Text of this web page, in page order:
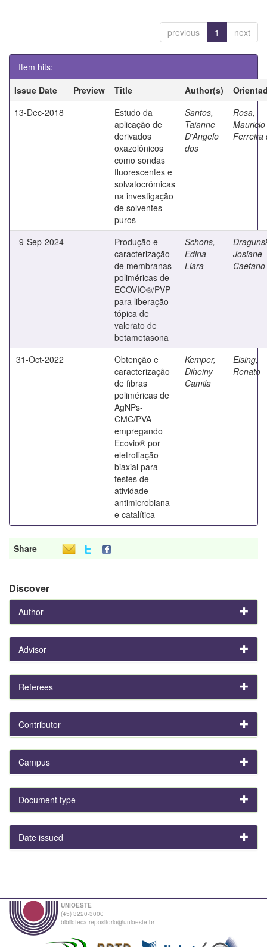
previous 1 next
Item hits:
Issue Date
Preview Title Author(s)
13-Dec-2018
Estudo da
aplicação de
derivados
oxazolônicos
como sondas
fluorescentes e
solvatocrômicas
na investigação
de solventes
puros
Santos,
Taianne
D'Angelo
dos
Rosa,
Mauricio
Ferreira
9-Sep-2024
Produção e
caracterização
de membranas
poliméricas de
ECOVIO®/PVP
para liberação
tópica de
valerato de
betametasona
Schons,
Edina
Liara
Josiane
Caetano
31-Oct-2022
Obtenção e
caracterização
de fibras
poliméricas de
AgNPs-
CMC/PVA
empregando
Ecovio® por
eletrofiação
biaxial para
testes de
atividade
antimicrobiana
e catalítica
Kemper,
Diheiny
Camila
Eising,
Renato
Share
Discover
Author
Advisor
Referees
Contributor
Campus
Document type
Date issued
UNIOESTE
(45) 3220-3000
biblioteca.repositorio@unioeste.br